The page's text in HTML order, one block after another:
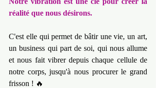
réalité que nous désirons.
C'est elle qui permet de bâtir une vie, un art,
un business qui part de soi, qui nous allume
et nous fait vibrer depuis chaque cellule de
notre corps, jusqu'à nous procurer le grand
frisson ! 🔥